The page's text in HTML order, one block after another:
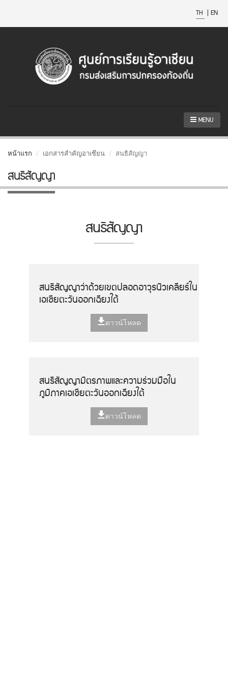
TH | EN
MENU
หน้าแรก เอกสารสำคัญอาเซียน สนธิสัญญา
สนธิสัญญา
สนธิสัญญา
สนธิสัญญาว่าด้วยเขตปลอดอาวุธนิวเคลียร์ใน
เอเชียตะวันออกเฉียงใต้
ดาวน์โหลด
สนธิสัญญามิตรภาพและความร่วมมือใน
ภูมิภาคเอเชียตะวันออกเฉียงใต้
ดาวน์โหลด